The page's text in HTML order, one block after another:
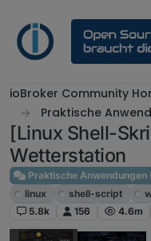
ioBroker Community
Praktische
[Linux Shell-
Wetterstation
Praktische Anwendungen
linux
shell-script
5.8k
156 4.6m